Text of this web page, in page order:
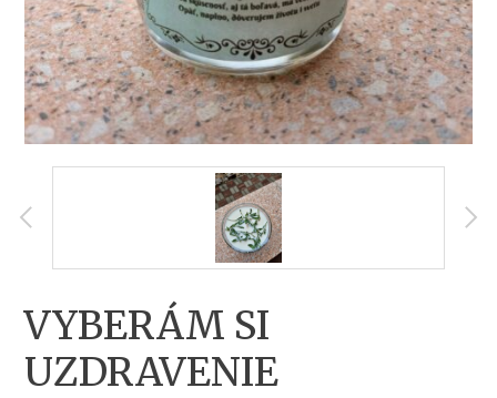
VYBERÁM SI
UZDRAVENIE